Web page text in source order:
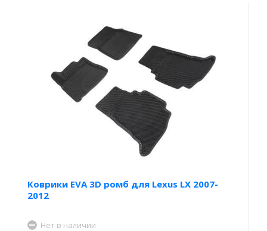
Коврики EVA 3D ромб для Lexus LX 2007-
2012
Нет в наличии